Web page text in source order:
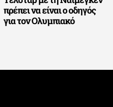
πρέπει να είναι ο οδηγός
για τον Ολυμπιακό